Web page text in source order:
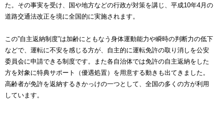
た。その事実を受け、国や地方などの行政が対策を講じ、平成10年4月の
道路交通法改正を境に全国的に実施されます。
この”自主返納制度”は加齢にともなう身体運動能力や瞬時の判断力の低下
などで、運転に不安を感じる方が、自主的に運転免許の取り消しを公安
委員会に申請できる制度です。また各自治体では免許の自主返納をした
方を対象に特典サポート（優遇処置）を用意する動きも出てきました。
高齢者が免許を返納するきかっけの一つとして、全国の多くの方が利用
しています。